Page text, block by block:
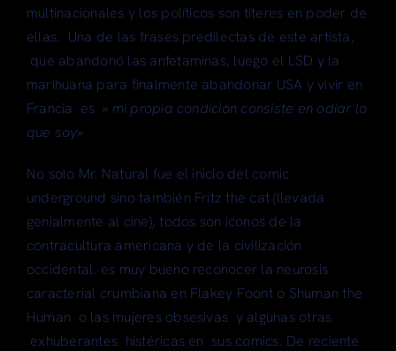
multinacionales y los políticos son títeres en poder de
ellas. Una de las frases predilectas de este artista,
que abandonó las anfetaminas, luego el LSD y la
marihuana para finalmente abandonar USA y vivir en
Francia es » mi propia condición consiste en odiar lo
que soy» .
No solo Mr. Natural fue el inicio del comic
underground sino también Fritz the cat (llevada
genialmente al cine), todos son iconos de la
contracultura americana y de la civilización
occidental. es muy bueno reconocer la neurosis
caracterial crumbiana en Flakey Foont o Shuman the
Human o las mujeres obsesivas y algunas otras
exhuberantes histéricas en sus comics. De reciente